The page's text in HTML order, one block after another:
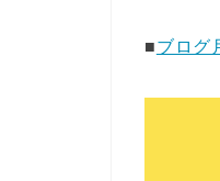
■ブログ